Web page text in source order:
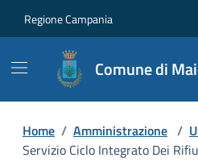
Regione Campania
Comune di
Home / Amministrazione /
Servizio Ciclo Integrato Dei